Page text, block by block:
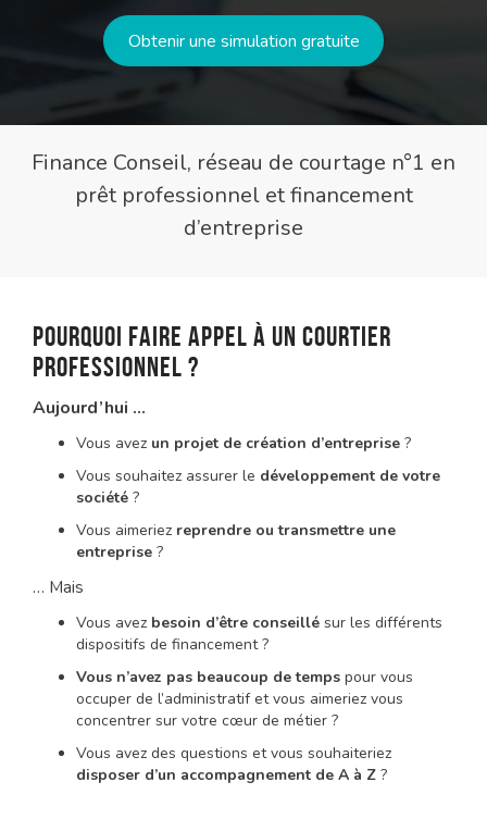
Obtenir une simulation gratuite
Finance Conseil, réseau de courtage n°1 en
prêt professionnel et financement
d’entreprise
Pourquoi faire appel à un courtier
professionnel ?
Aujourd’hui …
Vous avez un projet de création d’entreprise ?
Vous souhaitez assurer le développement de votre
société ?
Vous aimeriez reprendre ou transmettre une
entreprise ?
… Mais
Vous avez besoin d’être conseillé sur les différents
dispositifs de financement ?
Vous n’avez pas beaucoup de temps pour vous
occuper de l’administratif et vous aimeriez vous
concentrer sur votre cœur de métier ?
Vous avez des questions et vous souhaiteriez
disposer d’un accompagnement de A à Z ?